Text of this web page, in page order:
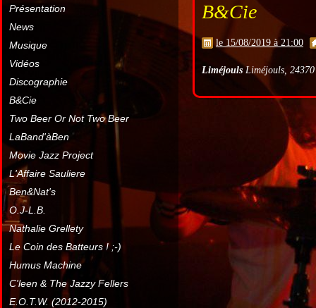
Présentation
News
Musique
Vidéos
Discographie
B&Cie
Two Beer Or Not Two Beer
LaBand'àBen
Movie Jazz Project
L'Affaire Sauliere
Ben&Nat's
O.J-L.B.
Nathalie Grellety
Le Coin des Batteurs ! ;-)
Humus Machine
C'leen & The Jazzy Fellers
E.O.T.W. (2012-2015)
B&Cie
le 15/08/2019 à 21:00
Liméjouls Liméjouls,